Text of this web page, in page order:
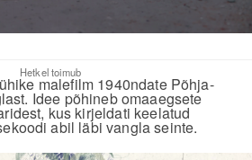
Hetkel toimub
malefilm 1940ndate Põhja-
Idee põhineb omaaegsete
kus kirjeldati keelatud
abil läbi vangla seinte.